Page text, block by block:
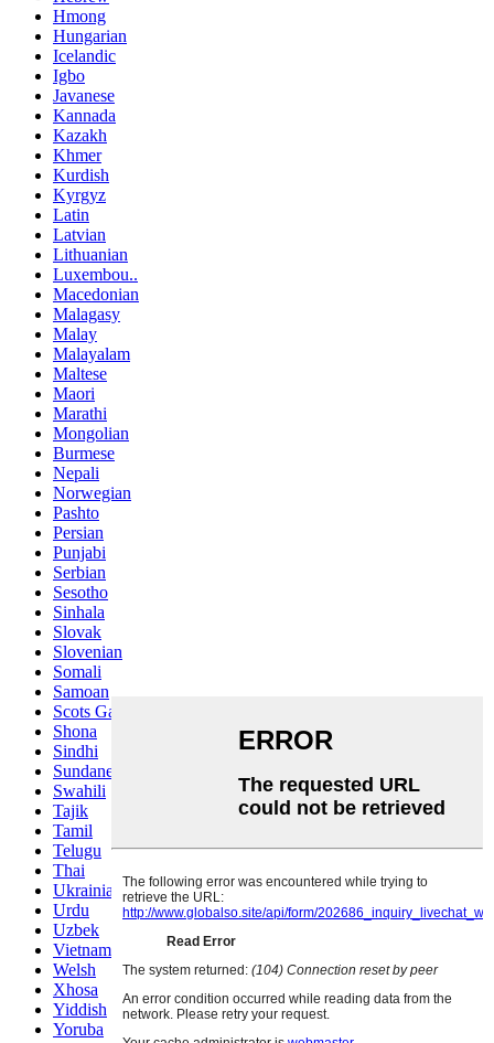
Hmong
Hungarian
Icelandic
Igbo
Javanese
Kannada
Kazakh
Khmer
Kurdish
Kyrgyz
Latin
Latvian
Lithuanian
Luxembou..
Macedonian
Malagasy
Malay
Malayalam
Maltese
Maori
Marathi
Mongolian
Burmese
Nepali
Norwegian
Pashto
Persian
Punjabi
Serbian
Sesotho
Sinhala
Slovak
Slovenian
Somali
Samoan
Scots Gaelic
Shona
Sindhi
Sundanese
Swahili
Tajik
Tamil
Telugu
Thai
Ukrainian
Urdu
Uzbek
Vietnamese
Welsh
Xhosa
Yiddish
Yoruba